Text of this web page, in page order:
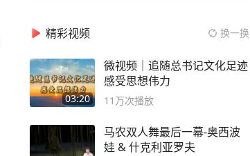
精彩视频 换一换
03:20
微视频｜追随总书记文化足迹
感受思想伟力
11万次播放
马农双人舞最后一幕-奥西波
娃 & 什克利亚罗夫